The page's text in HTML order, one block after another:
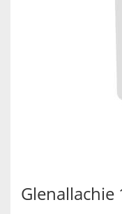
Glenallachie